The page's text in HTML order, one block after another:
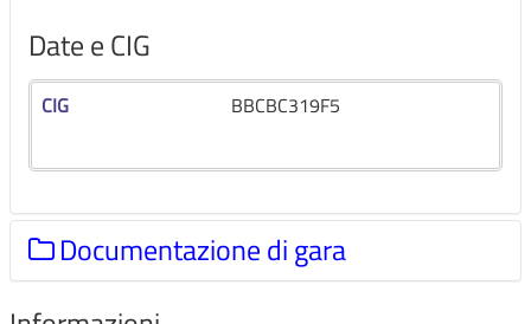
Date e CIG
CIG BBCBC319F5
Documentazione di gara